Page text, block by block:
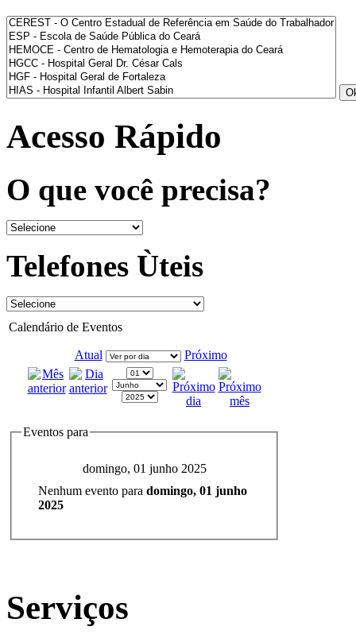
Acesso Rápido
O que você precisa?
Telefones Ùteis
Calendário de Eventos
Atual Próximo
Eventos para
domingo, 01 junho 2025
Nenhum evento para domingo, 01 junho
2025
Serviços